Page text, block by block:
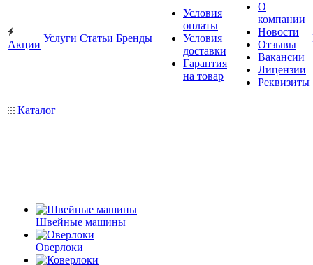
Акции
Услуги Статьи Бренды
Условия
оплаты
Условия
доставки
Гарантия
на товар
О
компании
Новости
Отзывы
Вакансии
Лицензии
Реквизиты
Каталог
Швейные машины
Оверлоки